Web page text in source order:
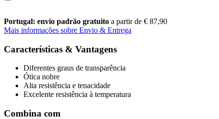
Portugal: envio padrão gratuito a partir de € 87,90
Mais informações sobre Envio & Entrega
Características & Vantagens
Diferentes graus de transparência
Ótica nobre
Alta resistência e tenacidade
Excelente resistência à temperatura
Combina com